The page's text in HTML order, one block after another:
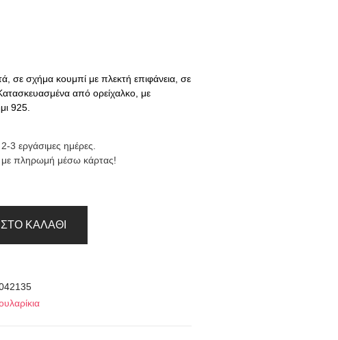
σε σχήμα κουμπί με πλεκτή επιφάνεια, σε
από ορείχαλκο, με
925.
3 εργάσιμες ημέρες.
με πληρωμή μέσω κάρτας!
ΚΑΛΆΘΙ